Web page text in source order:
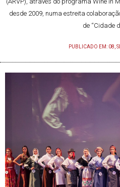
desde 2009, numa estreita
de “Cidade
PUBLICADO EM: 08,